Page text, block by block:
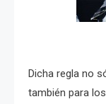
Dicha regla no
también para